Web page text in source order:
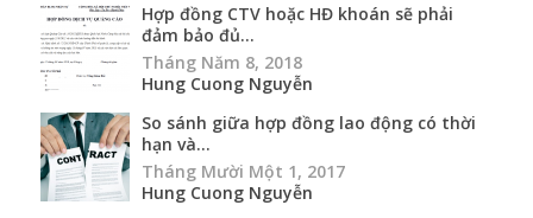
Hợp đồng CTV hoặc HĐ khoán sẽ phải
đảm bảo đủ...
Tháng Năm 8, 2018
Hung Cuong Nguyễn
So sánh giữa hợp đồng lao động có thời
hạn và...
Tháng Mười Một 1, 2017
Hung Cuong Nguyễn